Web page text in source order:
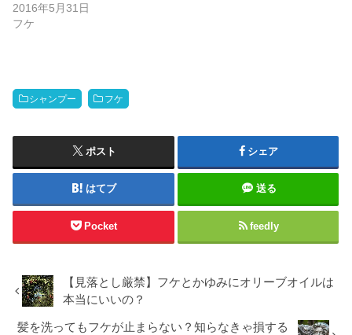
2016年5月31日
フケ
シャンプー フケ
ポスト シェア
はてブ 送る
Pocket feedly
【見落とし厳禁】フケとかゆみにオリーブオイルは
本当にいいの？
髪を洗ってもフケが止まらない？知らなきゃ損する